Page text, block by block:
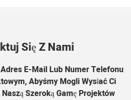
Się Z Nami
E-Mail Lub Numer Telefonu
Abyśmy Mogli Wysłać Ci
Naszą Szeroką Gamę Projektów